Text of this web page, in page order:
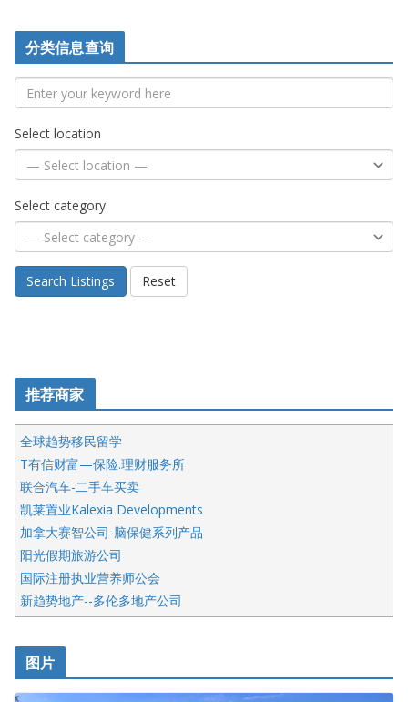
分类信息查询
Select location
Select category
Search Listings Reset
推荐商家
全球趋势移民留学
T有信财富—保险.理财服务所
联合汽车-二手车买卖
凯莱置业Kalexia Developments
加拿大赛智公司-脑保健系列产品
阳光假期旅游公司
国际注册执业营养师公会
新趋势地产--多伦多地产公司
开明车行KS CAR SALES & SERVICE
健健宝公司
皇后金融集团
图片